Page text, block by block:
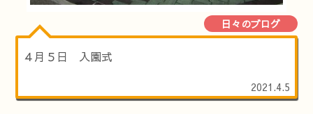
日々のブログ
４月５日 入園式
2021.4.5